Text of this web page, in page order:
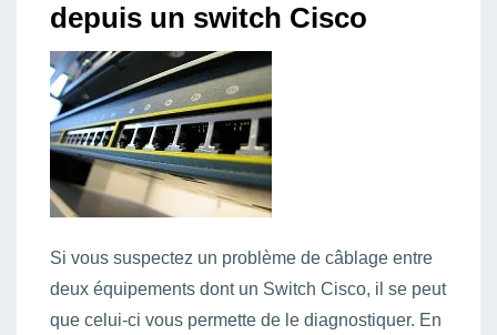
depuis un switch Cisco
Si vous suspectez un problème de câblage entre
deux équipements dont un Switch Cisco, il se peut
que celui-ci vous permette de le diagnostiquer. En